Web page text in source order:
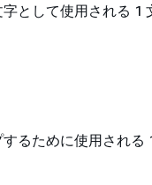
として使用される 1
るために使用される 1